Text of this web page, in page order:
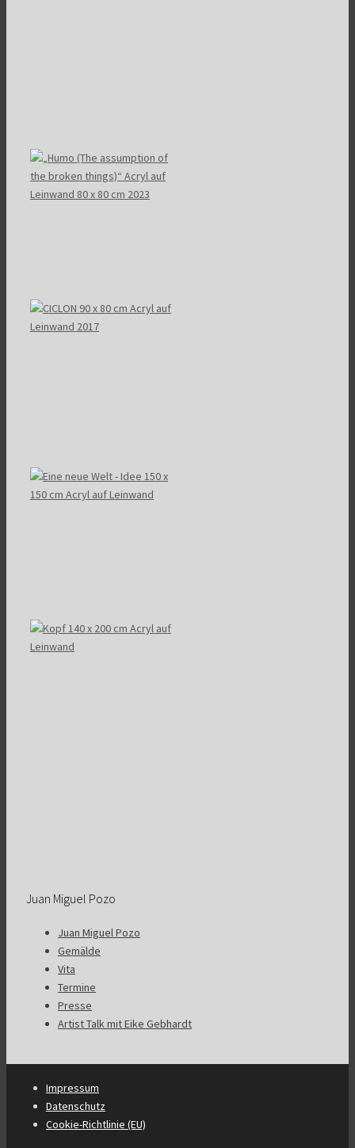
Juan Miguel Pozo
Juan Miguel Pozo
Gemälde
Vita
Termine
Presse
Artist Talk mit Eike Gebhardt
Impressum
Datenschutz
Cookie-Richtlinie (EU)